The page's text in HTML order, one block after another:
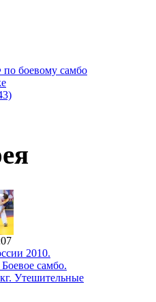
боевому самбо
2010.
самбо.
Утешительные